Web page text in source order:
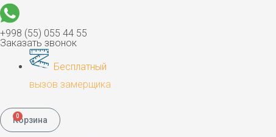
+998 (55) 055 44 55
Заказать звонок
Бесплатный
вызов замерщика
0
Корзина